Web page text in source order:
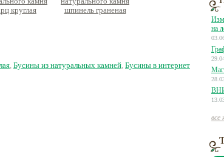
круглая
шпинель граненая
кварц
16
, Бусины из натуральных камней, Бусины в интернет
на
все